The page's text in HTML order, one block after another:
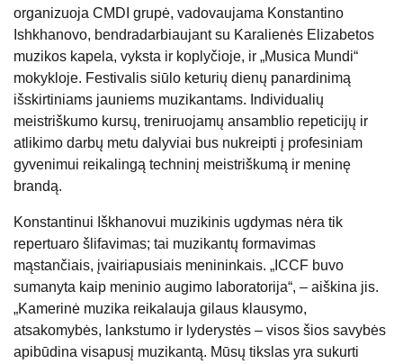
organizuoja CMDI grupė, vadovaujama Konstantino
Ishkhanovo, bendradarbiaujant su Karalienės Elizabetos
muzikos kapela, vyksta ir koplyčioje, ir „Musica Mundi“
mokykloje. Festivalis siūlo keturių dienų panardinimą
išskirtiniams jauniems muzikantams. Individualių
meistriškumo kursų, treniruojamų ansamblio repeticijų ir
atlikimo darbų metu dalyviai bus nukreipti į profesiniam
gyvenimui reikalingą techninį meistriškumą ir meninę
brandą.
Konstantinui Iškhanovui muzikinis ugdymas nėra tik
repertuaro šlifavimas; tai muzikantų formavimas
mąstančiais, įvairiapusiais menininkais. „ICCF buvo
sumanyta kaip meninio augimo laboratorija“, – aiškina jis.
„Kamerinė muzika reikalauja gilaus klausymo,
atsakomybės, lankstumo ir lyderystės – visos šios savybės
apibūdina visapusį muzikantą. Mūsų tikslas yra sukurti